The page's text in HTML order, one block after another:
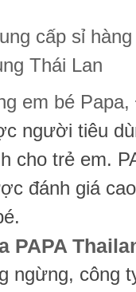
cấp sỉ
Thái Lan
em bé
người tiêu
cho trẻ em.
đánh giá
PAPA
ngừng, công